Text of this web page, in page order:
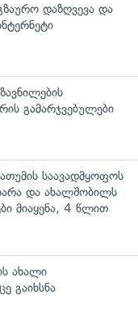
დაზღვევა და
გამარჯვებულები
საავადმყოფოს
და ახალშობილს
მიაყენა, 4 წლით
ახალი
გაიხსნა